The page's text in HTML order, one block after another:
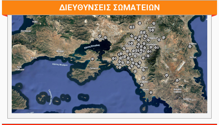
ΔΙΕΥΘΥΝΣΕΙΣ ΣΩΜΑΤΕΙΩΝ